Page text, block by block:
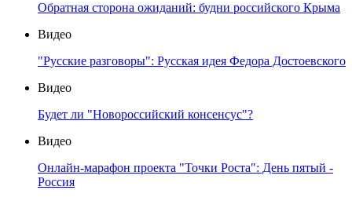
Обратная сторона ожиданий: будни российского Крыма
Видео
"Русские разговоры": Русская идея Федора Достоевского
Видео
Будет ли "Новороссийский консенсус"?
Видео
Онлайн-марафон проекта "Точки Роста": День пятый -
Россия